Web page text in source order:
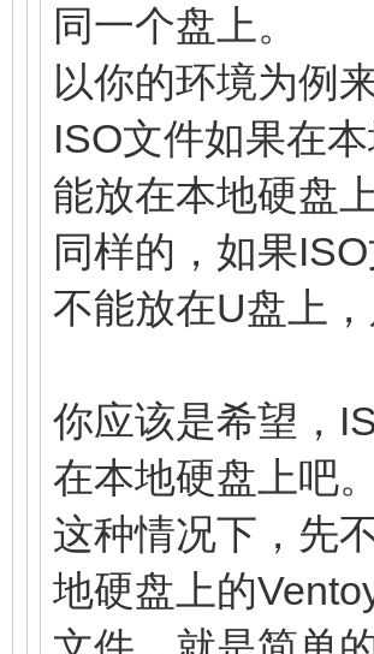
同一个盘上。
以你的环境为例
ISO文件如果在
能放在本地硬盘
同样的，如果
不能放在U盘上
你应该是希望，
在本地硬盘上吧。
这种情况下，先
地硬盘上的